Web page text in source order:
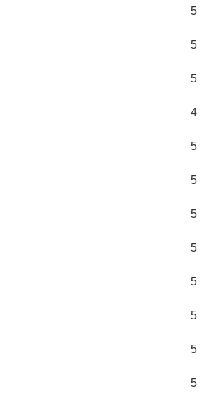
5
5
5
4
5
5
5
5
5
5
5
5